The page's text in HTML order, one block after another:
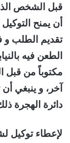
قبل الشخص
أن يمنح
تقديم الطلب و
الطعن فيه
مكتوباً من
آخر، و ينبغي
دائرة الهجرة
لإعطاء توكيل